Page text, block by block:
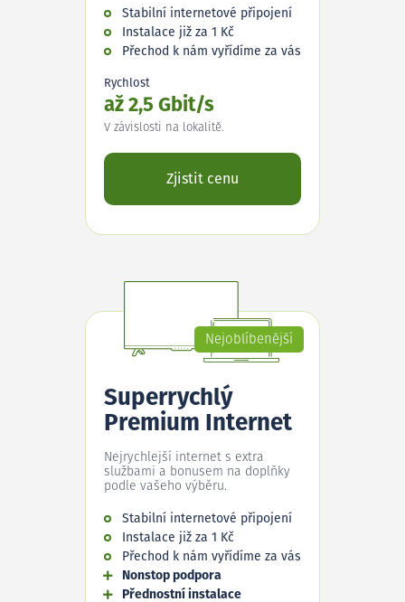
Stabilní internetové připojení
Instalace již za 1 Kč
Přechod k nám vyřídíme za vás
Rychlost
až 2,5 Gbit/s
V závislosti na lokalitě.
Zjistit cenu
Nejoblíbenější
Superrychlý
Premium Internet
Nejrychlejší internet s extra
službami a bonusem na doplňky
podle vašeho výběru.
Stabilní internetové připojení
Instalace již za 1 Kč
Přechod k nám vyřídíme za vás
Nonstop podpora
Přednostní instalace